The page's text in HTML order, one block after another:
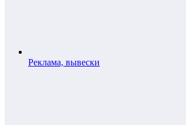
Реклама, вывески